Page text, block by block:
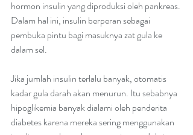
hormon insulin yang diproduksi oleh pankreas.
Dalam hal ini, insulin berperan sebagai
pembuka pintu bagi masuknya zat gula ke
dalam sel.
Jika jumlah insulin terlalu banyak, otomatis
kadar gula darah akan menurun. Itu sebabnya
hipoglikemia banyak dialami oleh penderita
diabetes karena mereka sering menggunakan